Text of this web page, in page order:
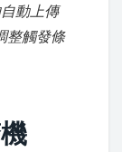
動上傳
整觸發條